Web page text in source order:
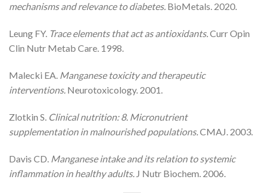
mechanisms and relevance to diabetes. BioMetals. 2020.
Leung FY. Trace elements that act as antioxidants.Curr Opin
Clin Nutr Metab Care. 1998.
Malecki EA. Manganese toxicity and therapeutic
interventions. Neurotoxicology. 2001.
Zlotkin S. Clinical nutrition: 8. Micronutrient
supplementation in malnourished populations. CMAJ. 2003.
Davis CD. Manganese intake and its relation to systemic
inflammation in healthy adults. J Nutr Biochem. 2006.